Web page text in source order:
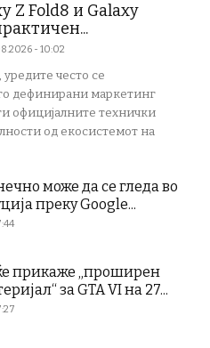
Z Fold8 и Galaxy
- 10:02
често се
дефинирани маркетинг
официјалните технички
од екосистемот на
може да се гледа во
преку Google...
прикаже „проширен
за GTA VI на 27...